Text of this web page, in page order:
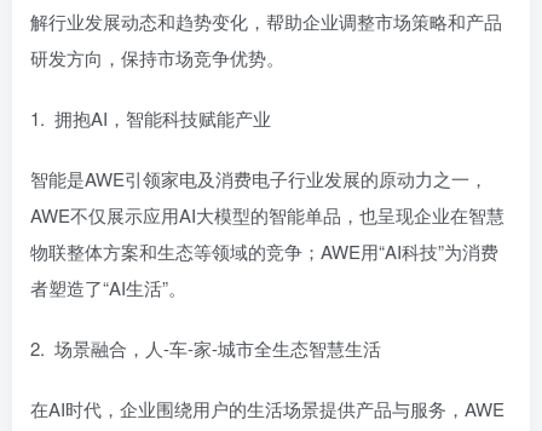
解行业发展动态和趋势变化，帮助企业调整市场策略和产品
研发方向，保持市场竞争优势。
1. 拥抱AI，智能科技赋能产业
智能是AWE引领家电及消费电子行业发展的原动力之一，
AWE不仅展示应用AI大模型的智能单品，也呈现企业在智慧
物联整体方案和生态等领域的竞争；AWE用“AI科技”为消费
者塑造了“AI生活”。
2. 场景融合，人-车-家-城市全生态智慧生活
在AI时代，企业围绕用户的生活场景提供产品与服务，AWE